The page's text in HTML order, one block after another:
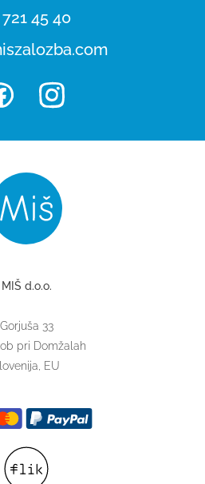
45 40
MIŠ d.o.o.
Gorjuša 33
pri Domžalah
EU